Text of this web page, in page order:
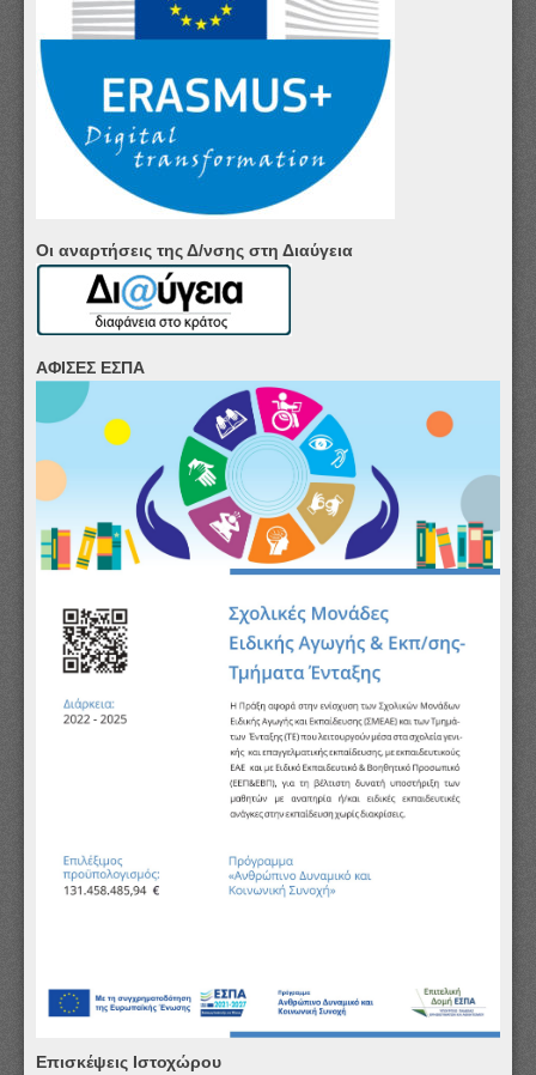
Οι αναρτήσεις της Δ/νσης στη Διαύγεια
ΑΦΙΣΕΣ ΕΣΠΑ
Επισκέψεις Ιστοχώρου